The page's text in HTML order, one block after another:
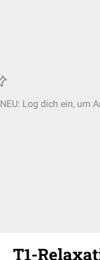
NEU: Log dich ein, um
T1-